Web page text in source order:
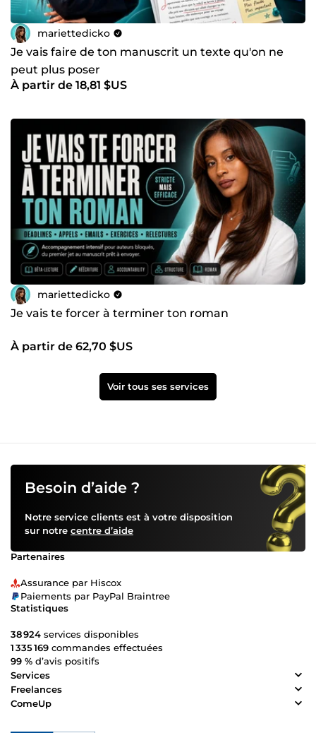
mariettedicko
Je vais faire de ton manuscrit un texte qu'on ne
peut plus poser
À partir de 18,81 $US
mariettedicko
Je vais te forcer à terminer ton roman
À partir de 62,70 $US
Voir tous ses services
Besoin d’aide ?
Notre service clients est à votre disposition
sur notre centre d’aide
Partenaires
Assurance par Hiscox
Paiements par PayPal Braintree
Statistiques
38 924 services disponibles
1 335 169 commandes effectuées
99 % d’avis positifs
Services
Freelances
ComeUp